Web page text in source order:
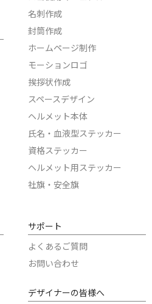
名刺作成
封筒作成
ホームページ制作
モーションロゴ
挨拶状作成
スペースデザイン
ヘルメット本体
氏名・血液型ステッカー
資格ステッカー
ヘルメット用ステッカー
社旗・安全旗
サポート
よくあるご質問
お問い合わせ
デザイナーの皆様へ